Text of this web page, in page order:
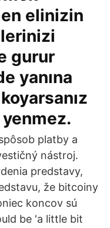
elinizin
gurur
yanına
platby a
nástroj.
predstavy,
že bitcoiny
koncov sú
be 'a little bit